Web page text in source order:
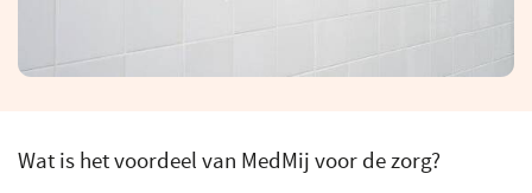
Wat is het voordeel van MedMij voor de zorg?